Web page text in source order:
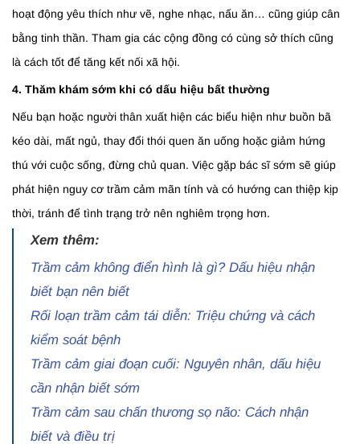
hoạt động yêu thích như vẽ, nghe nhạc, nấu ăn… cũng giúp cân
bằng tinh thần. Tham gia các cộng đồng có cùng sở thích cũng
là cách tốt để tăng kết nối xã hội.
4. Thăm khám sớm khi có dấu hiệu bất thường
Nếu bạn hoặc người thân xuất hiện các biểu hiện như buồn bã
kéo dài, mất ngủ, thay đổi thói quen ăn uống hoặc giảm hứng
thú với cuộc sống, đừng chủ quan. Việc gặp bác sĩ sớm sẽ giúp
phát hiện nguy cơ trầm cảm mãn tính và có hướng can thiệp kịp
thời, tránh để tình trạng trở nên nghiêm trọng hơn.
Xem thêm:
Trầm cảm không điển hình là gì? Dấu hiệu nhận
biết bạn nên biết
Rối loạn trầm cảm tái diễn: Triệu chứng và cách
kiểm soát bệnh
Trầm cảm giai đoạn cuối: Nguyên nhân, dấu hiệu
cần nhận biết sớm
Trầm cảm sau chấn thương sọ não: Cách nhận
biết và điều trị